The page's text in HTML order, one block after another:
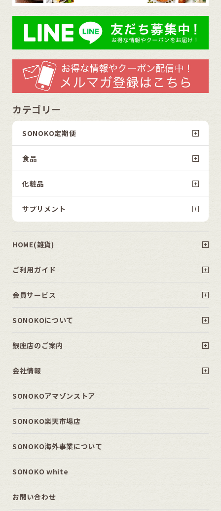
カテゴリー
SONOKO定期便
食品
化粧品
サプリメント
HOME(雑貨)
ご利用ガイド
会員サービス
SONOKOについて
銀座店のご案内
会社情報
SONOKOアマゾンストア
SONOKO楽天市場店
SONOKO海外事業について
SONOKO white
お問い合わせ